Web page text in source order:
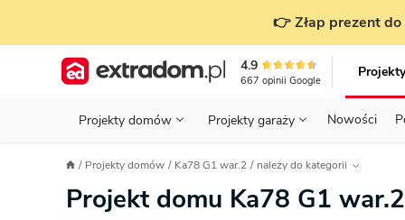
👉 Złap prezent
4.9
667 opinii Google
Projekty domów Projekty garaży Nowości
Projekty domów Projekty garaży
Parterowe Piętrowe do 70 m²
KONDYGNACJE
POWIERZCHNIA
STANOWISKA
TYP
PRZED BUDOWĄ - ETAP 1
Działka
WYBIERAM PROJEKT - ETAP 2
Projekty domów Ka78 G1 war.2 należy do kategorii
Projekt domu Ka78 G1 war.2